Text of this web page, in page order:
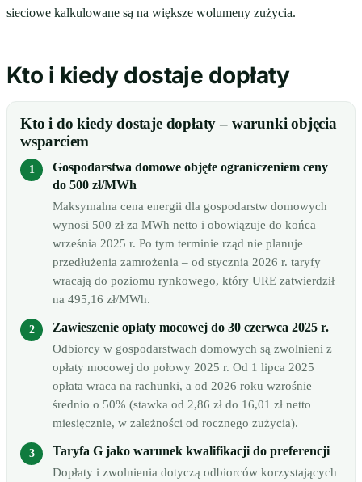
sieciowe kalkulowane są na większe wolumeny zużycia.
Kto i kiedy dostaje dopłaty
Kto i do kiedy dostaje dopłaty – warunki objęcia
wsparciem
Gospodarstwa domowe objęte ograniczeniem ceny
do 500 zł/MWh
Maksymalna cena energii dla gospodarstw domowych
wynosi 500 zł za MWh netto i obowiązuje do końca
września 2025 r. Po tym terminie rząd nie planuje
przedłużenia zamrożenia – od stycznia 2026 r. taryfy
wracają do poziomu rynkowego, który URE zatwierdził
na 495,16 zł/MWh.
Zawieszenie opłaty mocowej do 30 czerwca 2025 r.
Odbiorcy w gospodarstwach domowych są zwolnieni z
opłaty mocowej do połowy 2025 r. Od 1 lipca 2025
opłata wraca na rachunki, a od 2026 roku wzrośnie
średnio o 50% (stawka od 2,86 zł do 16,01 zł netto
miesięcznie, w zależności od rocznego zużycia).
Taryfa G jako warunek kwalifikacji do preferencji
Dopłaty i zwolnienia dotyczą odbiorców korzystających